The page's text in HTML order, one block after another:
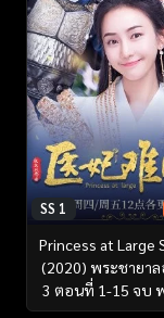
SS 1
Princess at Large
(2020) พระชายา
3 ตอนที่ 1-15 จบ